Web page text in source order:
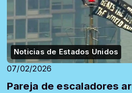
Noticias de Estados Unidos
07/02/2026
Pareja de escaladores